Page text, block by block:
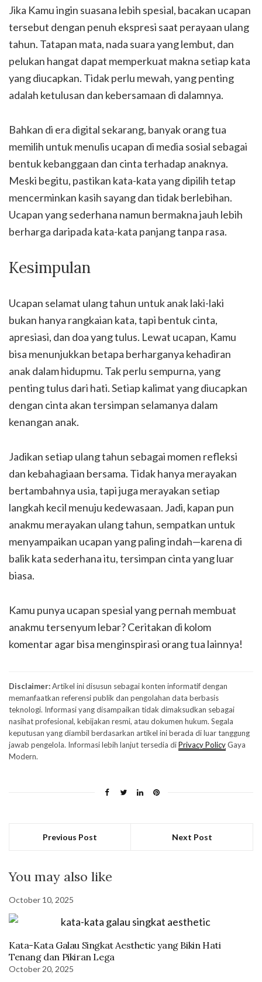
Jika Kamu ingin suasana lebih spesial, bacakan ucapan
tersebut dengan penuh ekspresi saat perayaan ulang
tahun. Tatapan mata, nada suara yang lembut, dan
pelukan hangat dapat memperkuat makna setiap kata
yang diucapkan. Tidak perlu mewah, yang penting
adalah ketulusan dan kebersamaan di dalamnya.
Bahkan di era digital sekarang, banyak orang tua
memilih untuk menulis ucapan di media sosial sebagai
bentuk kebanggaan dan cinta terhadap anaknya.
Meski begitu, pastikan kata-kata yang dipilih tetap
mencerminkan kasih sayang dan tidak berlebihan.
Ucapan yang sederhana namun bermakna jauh lebih
berharga daripada kata-kata panjang tanpa rasa.
Kesimpulan
Ucapan selamat ulang tahun untuk anak laki-laki
bukan hanya rangkaian kata, tapi bentuk cinta,
apresiasi, dan doa yang tulus. Lewat ucapan, Kamu
bisa menunjukkan betapa berharganya kehadiran
anak dalam hidupmu. Tak perlu sempurna, yang
penting tulus dari hati. Setiap kalimat yang diucapkan
dengan cinta akan tersimpan selamanya dalam
kenangan anak.
Jadikan setiap ulang tahun sebagai momen refleksi
dan kebahagiaan bersama. Tidak hanya merayakan
bertambahnya usia, tapi juga merayakan setiap
langkah kecil menuju kedewasaan. Jadi, kapan pun
anakmu merayakan ulang tahun, sempatkan untuk
menyampaikan ucapan yang paling indah—karena di
balik kata sederhana itu, tersimpan cinta yang luar
biasa.
Kamu punya ucapan spesial yang pernah membuat
anakmu tersenyum lebar? Ceritakan di kolom
komentar agar bisa menginspirasi orang tua lainnya!
Disclaimer:Artikel ini disusun sebagai konten informatif dengan
memanfaatkan referensi publik dan pengolahan data berbasis
teknologi. Informasi yang disampaikan tidak dimaksudkan sebagai
nasihat profesional, kebijakan resmi, atau dokumen hukum. Segala
keputusan yang diambil berdasarkan artikel ini berada di luar tanggung
jawab pengelola. Informasi lebih lanjut tersedia diPrivacy PolicyGaya
Modern.
Previous Post Next Post
You may also like
October 10, 2025
Kata-Kata Galau Singkat Aesthetic yang Bikin Hati
Tenang dan Pikiran Lega
October 20, 2025